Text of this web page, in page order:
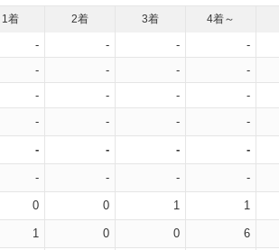
1着 2着 3着 4着～
- - - -
- - - -
- - - -
- - - -
- - - -
- - - -
0 0 1 1
1 0 0 6